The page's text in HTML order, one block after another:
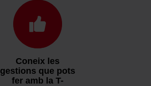
Coneix les
gestions que pots
fer amb la T-